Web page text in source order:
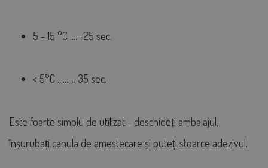
5 - 15 °C ...... 25 sec.
< 5°C .......... 35 sec.
Este foarte simplu de utilizat - deschideți ambalajul,
înșurubați canula de amestecare și puteți stoarce adezivul.